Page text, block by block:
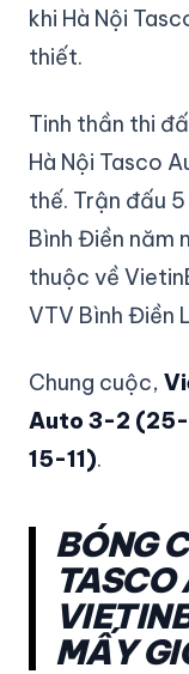
khi Hà Nội
thiết.
Tinh thần thi
Hà Nội Tasco
thế. Trận đấu
Bình Điền năm
thuộc về
VTV Bình Điền
Chung cuộc,
Auto 3-2
15-11).
BÓNG
TASCO
MẤY